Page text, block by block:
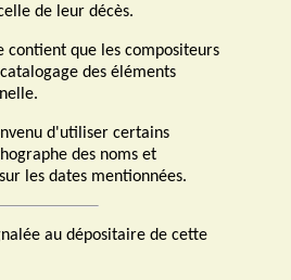
de leur décès.
contient que les compositeurs
des éléments
d'utiliser certains
des noms et
les dates mentionnées.
au dépositaire de cette